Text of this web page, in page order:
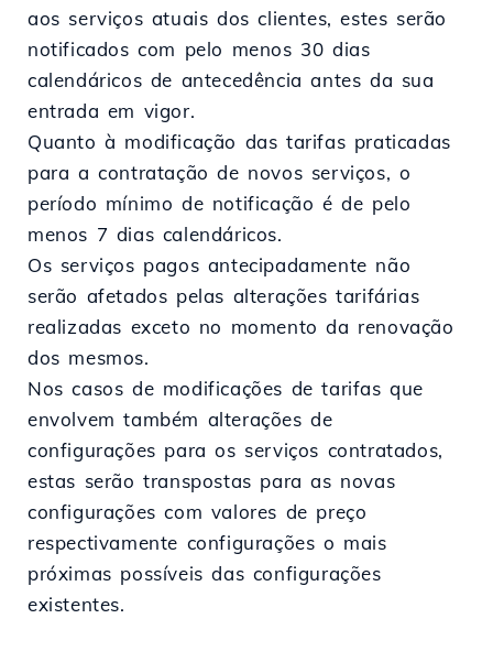
aos serviços atuais dos clientes, estes serão
notificados com pelo menos 30 dias
calendáricos de antecedência antes da sua
entrada em vigor.
Quanto à modificação das tarifas praticadas
para a contratação de novos serviços, o
período mínimo de notificação é de pelo
menos 7 dias calendáricos.
Os serviços pagos antecipadamente não
serão afetados pelas alterações tarifárias
realizadas exceto no momento da renovação
dos mesmos.
Nos casos de modificações de tarifas que
envolvem também alterações de
configurações para os serviços contratados,
estas serão transpostas para as novas
configurações com valores de preço
respectivamente configurações o mais
próximas possíveis das configurações
existentes.